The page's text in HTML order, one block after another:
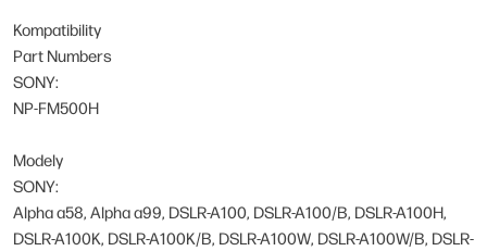
Kompatibility
Part Numbers
SONY:
NP-FM500H
Modely
SONY:
Alpha a58, Alpha a99, DSLR-A100, DSLR-A100/B, DSLR-A100H,
DSLR-A100K, DSLR-A100K/B, DSLR-A100W, DSLR-A100W/B, DSLR-